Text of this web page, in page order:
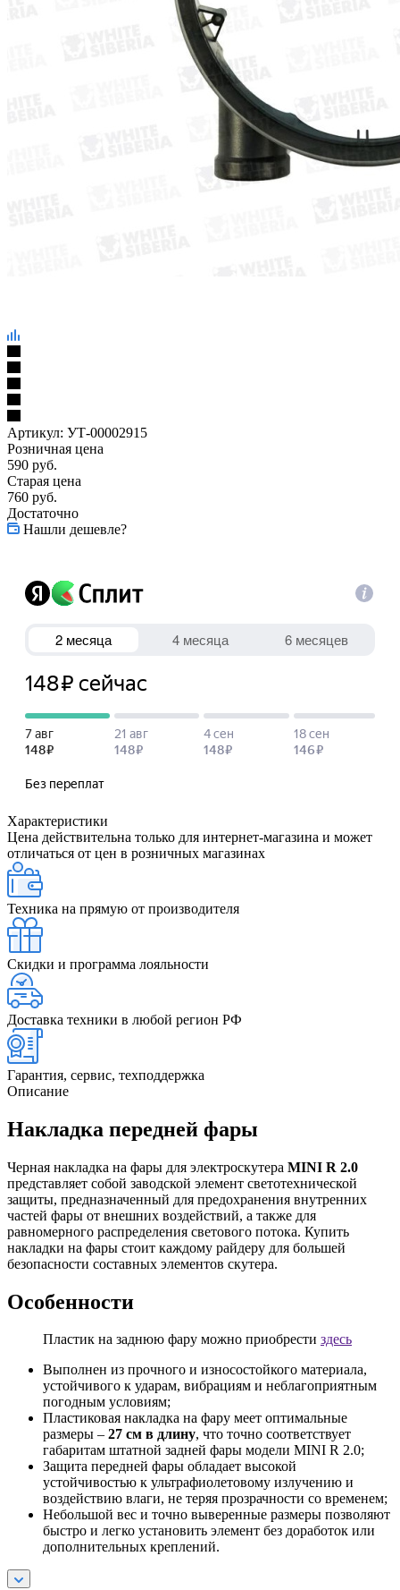
Артикул: УТ-00002915
Розничная цена
590 руб.
Старая цена
760 руб.
Достаточно
Нашли дешевле?
Характеристики
Цена действительна только для интернет-магазина и может
отличаться от цен в розничных магазинах
Техника на прямую от производителя
Скидки и программа лояльности
Доставка техники в любой регион РФ
Гарантия, сервис, техподдержка
Описание
Накладка передней фары
Черная накладка на фары для электроскутера MINI R 2.0
представляет собой заводской элемент светотехнической
защиты, предназначенный для предохранения внутренних
частей фары от внешних воздействий, а также для
равномерного распределения светового потока. Купить
накладки на фары стоит каждому райдеру для большей
безопасности составных элементов скутера.
Особенности
Пластик на заднюю фару можно приобрести здесь
Выполнен из прочного и износостойкого материала,
устойчивого к ударам, вибрациям и неблагоприятным
погодным условиям;
Пластиковая накладка на фару меет оптимальные
размеры – 27 см в длину, что точно соответствует
габаритам штатной задней фары модели MINI R 2.0;
Защита передней фары обладает высокой
устойчивостью к ультрафиолетовому излучению и
воздействию влаги, не теряя прозрачности со временем;
Небольшой вес и точно выверенные размеры позволяют
быстро и легко установить элемент без доработок или
дополнительных креплений.